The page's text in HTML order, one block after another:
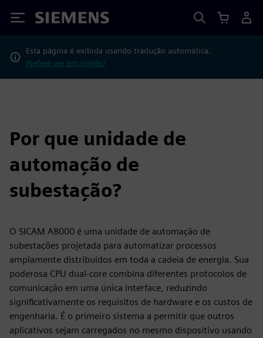
Siemens
Esta página é exibida usando tradução automática.
Prefere ver em inglês?
Por que unidade de
automação de
subestação?
O SICAM A8000 é uma unidade de automação de
subestações projetada para automatizar processos
amplamente distribuídos em toda a cadeia de energia. Sua
poderosa CPU dual-core combina diferentes protocolos de
comunicação em uma única interface, reduzindo
significativamente os requisitos de hardware e os custos de
engenharia. É o primeiro sistema a permitir que outros
aplicativos sejam carregados no mesmo dispositivo usando